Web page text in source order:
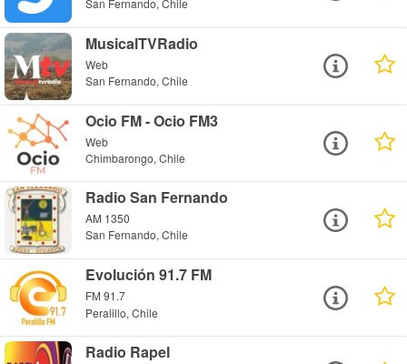
MusicalTVRadio
Web
San Fernando, Chile
Ocio FM - Ocio FM3
Web
Chimbarongo, Chile
Radio San Fernando
AM 1350
San Fernando, Chile
Evolución 91.7 FM
FM 91.7
Peralillo, Chile
Radio Rapel